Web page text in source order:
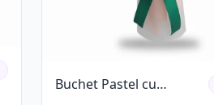
Buchet Pastel cu